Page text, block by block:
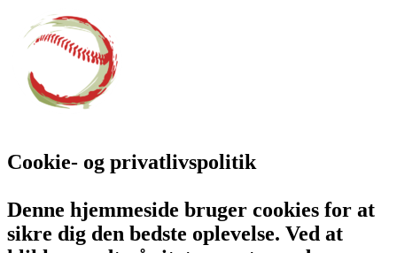
Cookie- og privatlivspolitik
Denne hjemmeside bruger cookies for at
sikre dig den bedste oplevelse. Ved at